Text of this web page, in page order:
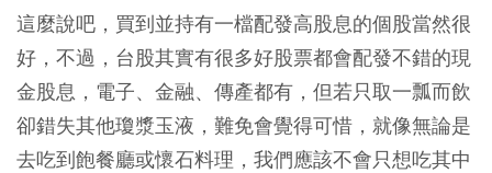
這麼說吧，買到並持有一檔配發高股息的個股當然很
好，不過，台股其實有很多好股票都會配發不錯的現
金股息，電子、金融、傳產都有，但若只取一瓢而飲
卻錯失其他瓊漿玉液，難免會覺得可惜，就像無論是
去吃到飽餐廳或懷石料理，我們應該不會只想吃其中